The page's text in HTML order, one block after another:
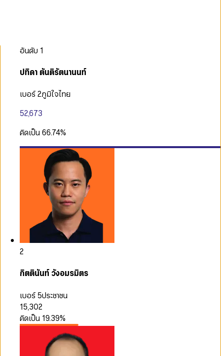
อันดับ 1
ปทิดา ตันติรัตนานนท์
เบอร์ 2ภูมิใจไทย
52,673
คิดเป็น66.74%
2
กิตตินันท์ วังอมรมิตร
เบอร์ 5ประชาชน
15,302
คิดเป็น 19.39%